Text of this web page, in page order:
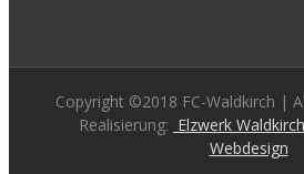
Copyright ©2018 FC-Waldkirch |
Realisierung: Elzwerk
Webdesign